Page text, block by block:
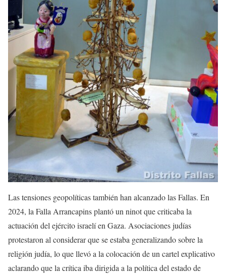
Las tensiones geopolíticas también han alcanzado las Fallas. En
2024, la Falla Arrancapins plantó un ninot que criticaba la
actuación del ejército israelí en Gaza. Asociaciones judías
protestaron al considerar que se estaba generalizando sobre la
religión judía, lo que llevó a la colocación de un cartel explicativo
aclarando que la crítica iba dirigida a la política del estado de